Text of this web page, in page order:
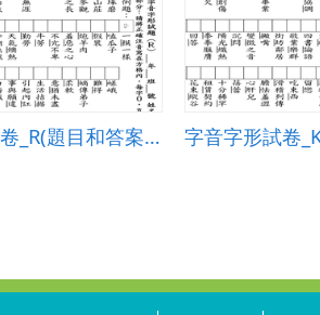
字音字形試卷_R(題目和答案卷)